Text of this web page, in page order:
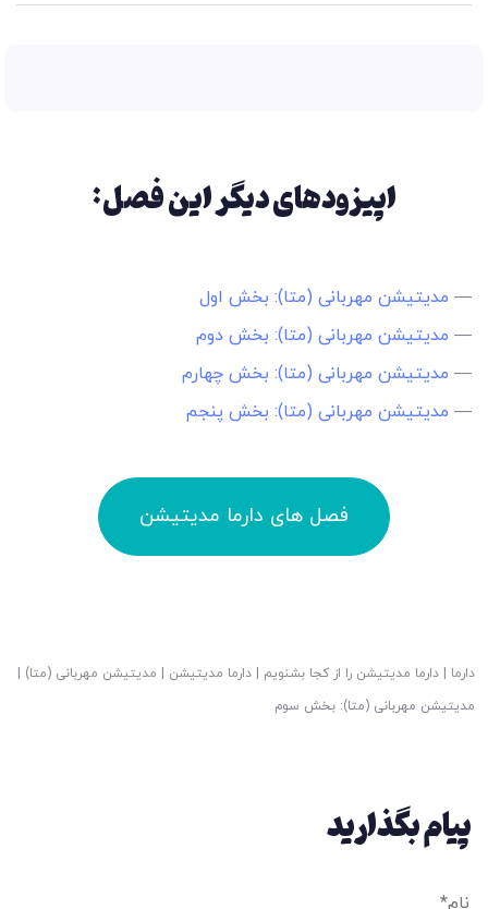
اپیزودهای دیگر این فصل:
— مدیتیشن مهربانی (متا): بخش اول
— مدیتیشن مهربانی (متا): بخش دوم
— مدیتیشن مهربانی (متا): بخش چهارم
— مدیتیشن مهربانی (متا): بخش پنجم
فصل های دارما مدیتیشن
دارما دارما مدیتیشن را از کجا بشنویم دارما مدیتیشن مدیتیشن مهربانی (متا)
مدیتیشن مهربانی (متا): بخش سوم
پیام بگذارید